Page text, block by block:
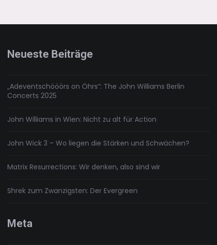
Neueste Beiträge
„Adeventschööörs on Öhrs“: The John Williams Berlin
Concerts 2025
John Williams in Wien: Nicht zu alt für Action
John Wick 3 – Wo liegen die Stärken und Schwächen?
Matrix Resurrections: Wir denken, also sind wir
Shrek zum Zwanzigsten: Der Evergreen
Meta